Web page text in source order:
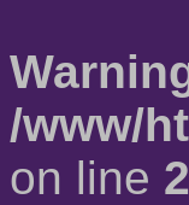
/www/
on line